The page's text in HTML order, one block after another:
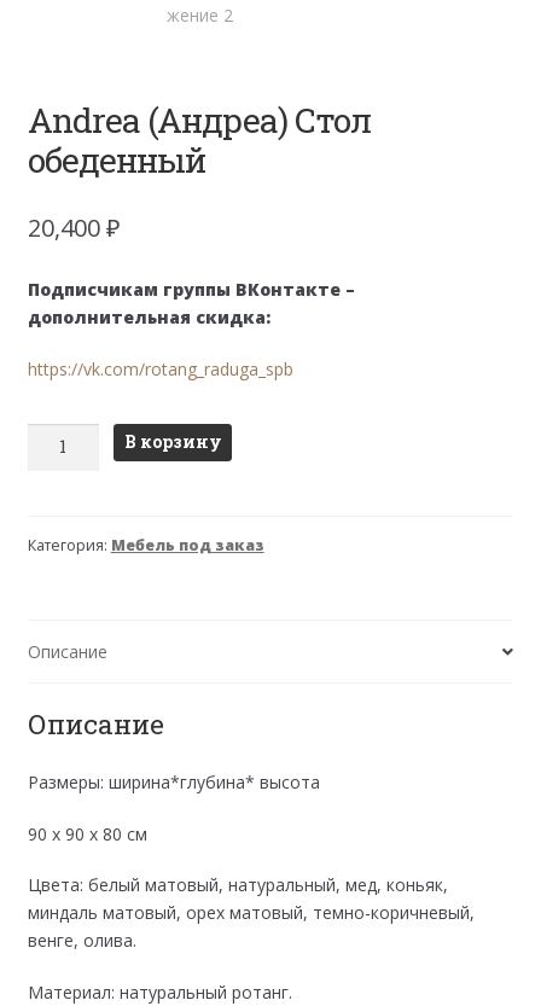
Andrea (Андреа) Стол
обеденный
20,400₽
Подписчикам группы ВКонтакте –
дополнительная скидка:
https://vk.com/rotang_raduga_spb
Количество
Стол
В корзину
Категория: Мебель под заказ
Описание
Описание
Размеры: ширина*глубина* высота
90 х 90 х 80 см
Цвета: белый матовый, натуральный, мед, коньяк,
миндаль матовый, орех матовый, темно-коричневый,
венге, олива.
Материал: натуральный ротанг.